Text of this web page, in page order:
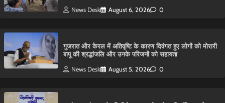
News Desk August 6, 2026 0
गुजरात और केरल में अतिवृष्टि के कारण दिवंगत हुए लोगों को मोरारी
बापू की श्रद्धांजलि और उनके परिजनों को सहायता
News Desk August 5, 2026 0